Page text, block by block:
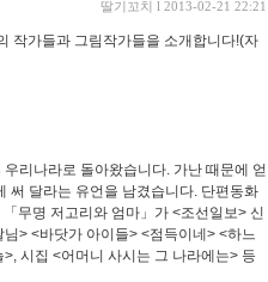
딸기꼬치 l 2013-02-21 22:21
작가들과 그림작가들을 소개합니다!(자
리나라로 돌아왔습니다. 가난 때문에 얻
써 달라는 유언을 남겼습니다. 단편동화
무명 저고리와 엄마」가 <조선일보> 신
> <바닷가 아이들> <점득이네> <하느
시집 <어머니 사시는 그 나라에는> 등